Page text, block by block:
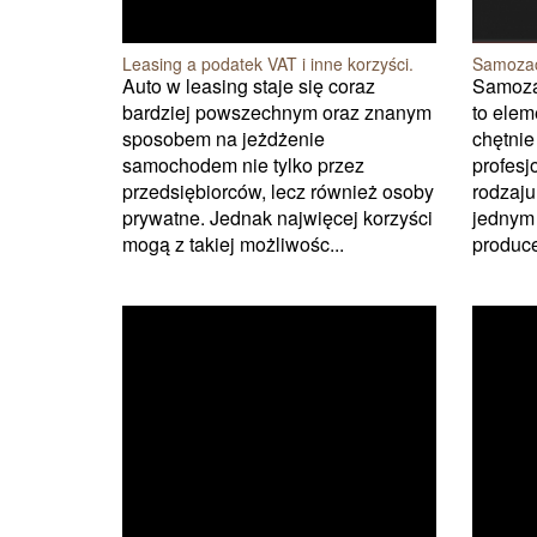
Leasing a podatek VAT i inne korzyści.
Auto w leasing staje się coraz
bardziej powszechnym oraz znanym
sposobem na jeżdżenie
samochodem nie tylko przez
przedsiębiorców, lecz również osoby
prywatne. Jednak najwięcej korzyści
mogą z takiej możliwośc...
to